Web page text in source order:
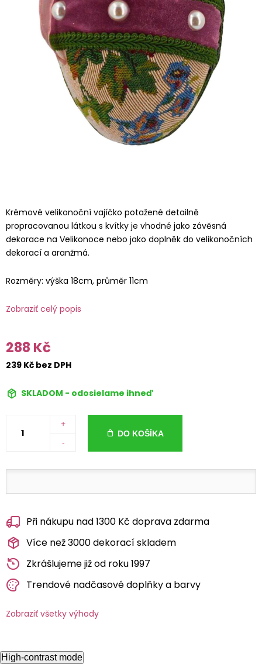
Krémové velikonoční vajíčko potažené detailně
propracovanou látkou s kvítky je vhodné jako závěsná
dekorace na Velikonoce nebo jako doplněk do velikonočních
dekorací a aranžmá.
Rozměry: výška 18cm, průměr 11cm
Zobraziť celý popis
288 Kč
239 Kč bez DPH
SKLADOM - odosielame ihneď
+
-
DO KOŠÍKA
Při nákupu nad 1300 Kč doprava zdarma
Více než 3000 dekorací skladem
Zkrášlujeme již od roku 1997
Trendové nadčasové doplňky a barvy
Zobraziť všetky výhody
High-contrast mode